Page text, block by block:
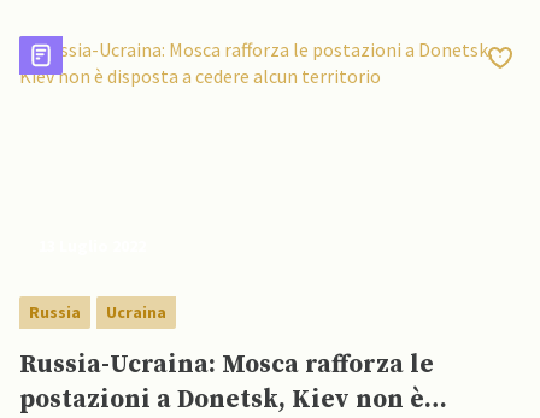
Russia Ucraina
Russia-Ucraina: Mosca rafforza le
postazioni a Donetsk, Kiev non è